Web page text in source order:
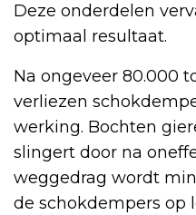
Deze onderdelen
optimaal resultaat.
Na ongeveer 80.000
verliezen
werking. Bochten
slingert door na
weggedrag wordt
de schokdempers op